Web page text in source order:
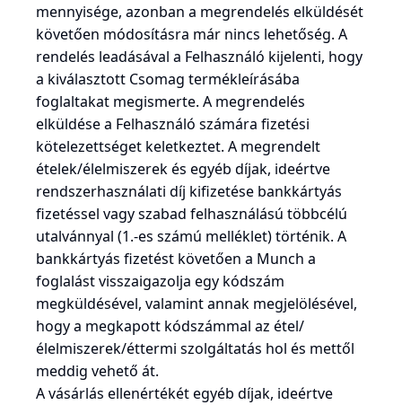
mennyisége, azonban a megrendelés elküldését
követően módosításra már nincs lehetőség. A
rendelés leadásával a Felhasználó kijelenti, hogy
a kiválasztott Csomag termékleírásába
foglaltakat megismerte. A megrendelés
elküldése a Felhasználó számára fizetési
kötelezettséget keletkeztet. A megrendelt
ételek/élelmiszerek és egyéb díjak, ideértve
rendszerhasználati díj kifizetése bankkártyás
fizetéssel vagy szabad felhasználású többcélú
utalvánnyal (1.-es számú melléklet) történik. A
bankkártyás fizetést követően a Munch a
foglalást visszaigazolja egy kódszám
megküldésével, valamint annak megjelölésével,
hogy a megkapott kódszámmal az étel/
élelmiszerek/éttermi szolgáltatás hol és mettől
meddig vehető át.
A vásárlás ellenértékét egyéb díjak, ideértve